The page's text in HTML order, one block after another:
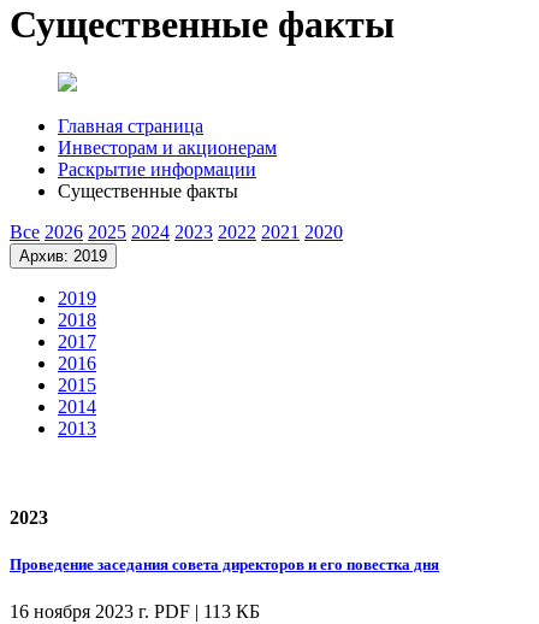
Существенные факты
Главная страница
Инвесторам и акционерам
Раскрытие информации
Существенные факты
Все 2026 2025 2024 2023 2022 2021 2020
Архив: 2019
2019
2018
2017
2016
2015
2014
2013
2023
Проведение заседания совета директоров и его повестка дня
16 ноября 2023 г. PDF | 113 КБ